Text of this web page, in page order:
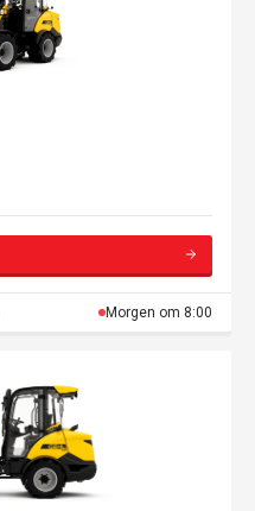
Morgen om 8:00